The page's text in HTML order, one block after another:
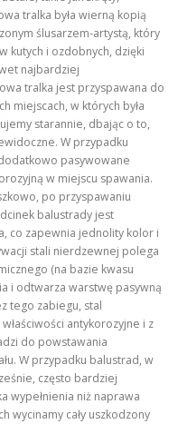
tralka była wierną kopią
ślusarzem-artystą, który
kutych i ozdobnych, dzięki
najbardziej
tralka jest przyspawana do
miejscach, w których była
starannie, dbając o to,
W przypadku
pasywowane
w miejscu spawania.
po przyspawaniu
balustrady jest
co zapewnia jednolity kolor i
stali nierdzewnej polega
(na bazie kwasu
i odtwarza warstwę pasywną
tego zabiegu, stal
antykorozyjne i z
do powstawania
W przypadku balustrad, w
często bardziej
wypełnienia niż naprawa
wycinamy cały uszkodzony